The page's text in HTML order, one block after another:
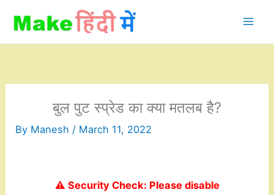
content
बुल पुट स्प्रेड का क्या मतलब है?
By Manesh / March 11, 2022
⚠️ Security Check: Please disable